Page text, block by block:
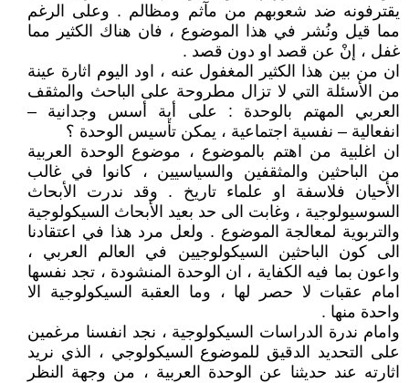
يقترفونه ضد شعوبهم من مآثم ومظالم . وعلى الرغم
مما قيل ونُشر في هذا الموضوع ، فان هناك الكثير مما
غفل ، إنْ عن قصد او دون قصد .
ان من بين هذا الكثير المغفول عنه ، اود اليوم اثارة عينة
من الأسئلة التي لا تزال مطروحة على الباحث والمثقف
العربي المهتم بالوحدة : على أية أسس وجدانية –
انفعالية – نفسية اجتماعية ، يمكن تأسيس الوحدة ؟
ان اغلبية من اهتم بالموضوع ، موضوع الوحدة العربية
من الباحثين والمثقفين والسياسيين ، كانوا في غالب
الأحيان فلاسفة او علماء تاريخ . وقد ندرت الأبحاث
السوسيولوجية ، وغابت الى حد بعيد الأبحاث السيكولوجية
والتربوية لمعالجة الموضوع . ولعل مرد هذا في اعتقادنا
الى كون الباحثين السيكولوجيين في العالم العربي ،
واعون بما فيه الكفاية ، ان الوحدة المنشودة ، تجد نفسها
امام عقبات لا حصر لها ، وما العقبة السيكولوجية الا
واحدة منها .
وامام ندرة الدراسات السيكولوجية ، نجد انفسنا مرغمين
على التحديد الدقيق للموضوع السيكولوجي ، الذي نريد
اثارته عند حديثنا عن الوحدة العربية ، من وجهة النظر